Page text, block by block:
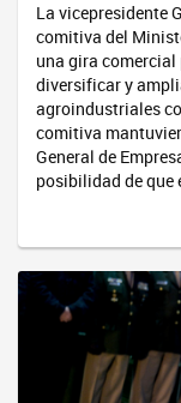
La vicepresidente
comitiva del
una gira
diversificar y
agroindustriales
comitiva
General de
posibilidad de que